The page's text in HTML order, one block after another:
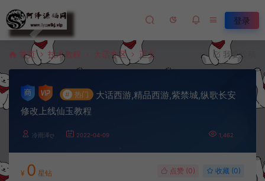
登录
首页 技术教程 大话专区 正文 我要投稿
# 热门
大话西游,精品西游,紫禁城,纵歌长安
修改上线仙玉教程
冷雨泽ღ 2022-04-09 1,462
¥ 0 星钻 点赞 (0) 收藏 (0)